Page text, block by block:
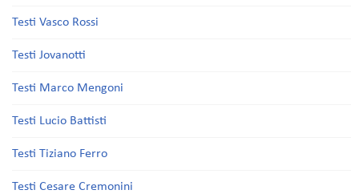
Testi Vasco Rossi
Testi Jovanotti
Testi Marco Mengoni
Testi Lucio Battisti
Testi Tiziano Ferro
Testi Cesare Cremonini